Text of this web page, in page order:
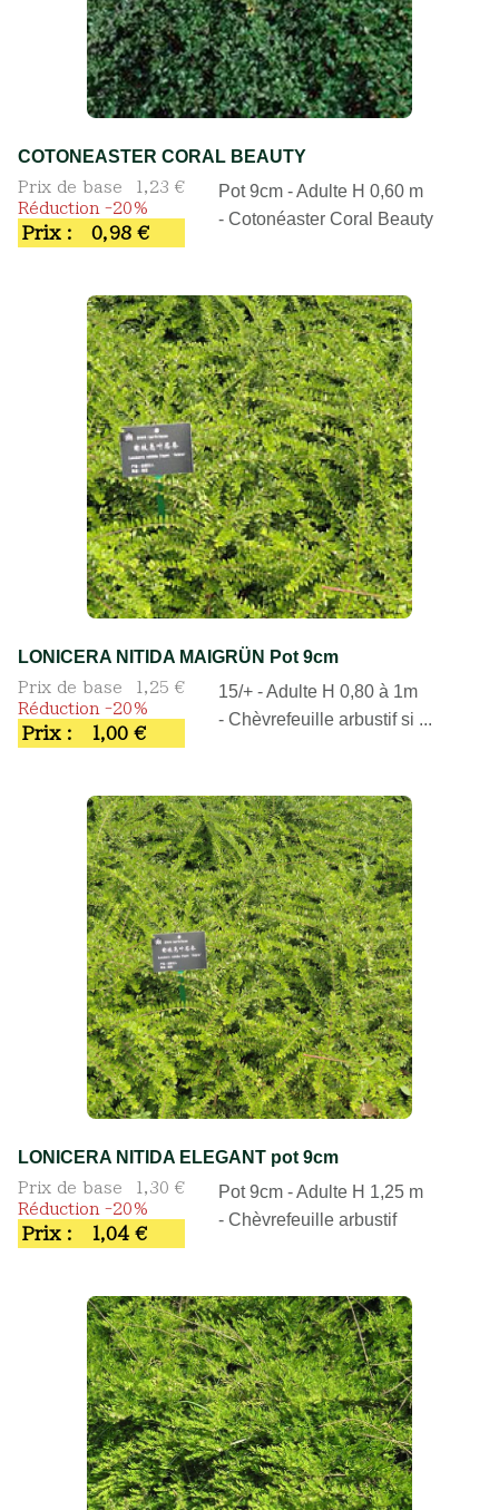
COTONEASTER CORAL BEAUTY
Prix de base
1,23 €
Réduction -20%
Prix : 0,98 €
Pot 9cm - Adulte H 0,60 m
- Cotonéaster Coral Beauty
LONICERA NITIDA MAIGRÜN Pot 9cm
Prix de base
1,25 €
Réduction -20%
Prix : 1,00 €
15/+ - Adulte H 0,80 à 1m
- Chèvrefeuille arbustif si ...
LONICERA NITIDA ELEGANT pot 9cm
Prix de base
1,30 €
Réduction -20%
Prix : 1,04 €
Pot 9cm - Adulte H 1,25 m
- Chèvrefeuille arbustif